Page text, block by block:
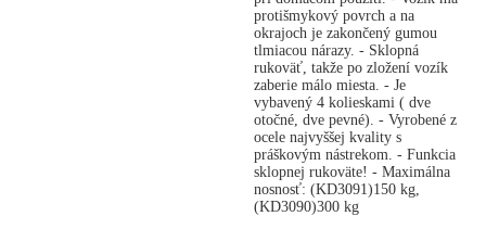
protišmykový povrch a na
okrajoch je zakončený gumou
tlmiacou nárazy. - Sklopná
rukoväť, takže po zložení vozík
zaberie málo miesta. - Je
vybavený 4 kolieskami ( dve
otočné, dve pevné). - Vyrobené z
ocele najvyššej kvality s
práškovým nástrekom. - Funkcia
sklopnej rukoväte! - Maximálna
nosnosť: (KD3091)150 kg,
(KD3090)300 kg